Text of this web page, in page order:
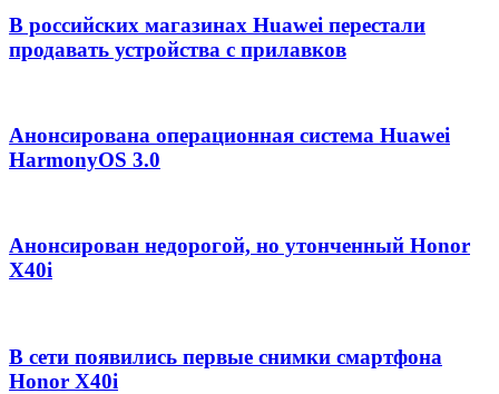
В российских магазинах Huawei перестали
продавать устройства с прилавков
Анонсирована операционная система Huawei
HarmonyOS 3.0
Анонсирован недорогой, но утонченный Honor
X40i
В сети появились первые снимки смартфона
Honor X40i